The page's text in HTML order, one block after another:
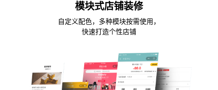
模块式店铺装修
自定义配色，多种模块按需使用，
快速打造个性店铺